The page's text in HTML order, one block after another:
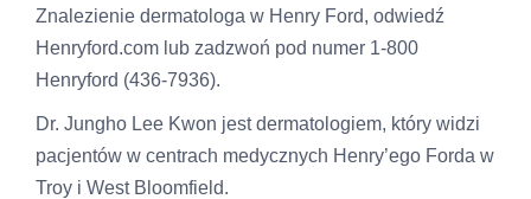
Znalezienie dermatologa w Henry Ford, odwiedź
Henryford.com lub zadzwoń pod numer 1-800
Henryford (436-7936).
Dr. Jungho Lee Kwon jest dermatologiem, który widzi
pacjentów w centrach medycznych Henry’ego Forda w
Troy i West Bloomfield.